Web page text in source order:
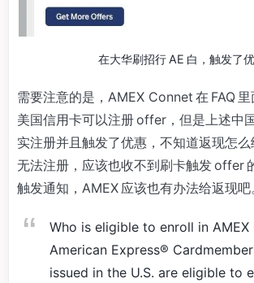
在大华刷招行 AE 白，触发了
需要注意的是，AMEX Connet 在 FAQ
美国信用卡可以注册 offer，但是上述中
实注册并且触发了优惠，不知道返现怎
无法注册，应该也收不到刷卡触发 offer
触发通知，AMEX 应该也有办法给返现
Who is eligible to enroll in AMEX
American Express®
issued in the U.S. are eligible to